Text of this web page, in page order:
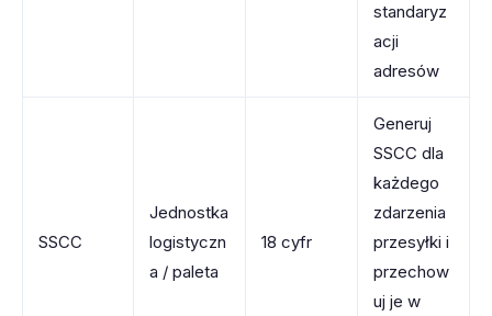
standaryz
acji
adresów
SSCC
Jednostka
logistyczn
a / paleta
18 cyfr
Generuj
SSCC dla
każdego
zdarzenia
przesyłki i
przechow
uj je w